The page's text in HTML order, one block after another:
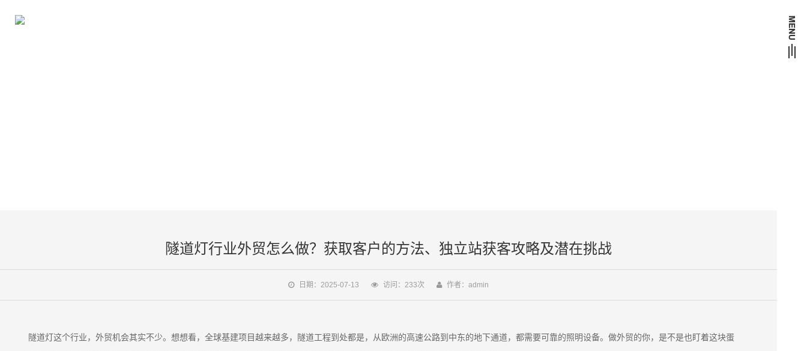
隧道灯行业外贸怎么做？获取客户的方法、独立站获客攻略及潜在挑战
日期：2025-07-13 访问：233次 作者：admin
隧道灯这个行业，外贸机会其实不少。想想看，全球基建项目越来越多，隧道工程到处都是，从欧洲的高速公路到中东的地下通道，都需要可靠的照明设备。做外贸的你，是不是也盯着这块蛋